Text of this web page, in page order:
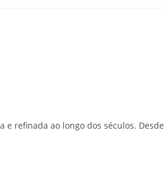
refinada ao longo dos séculos. Desde